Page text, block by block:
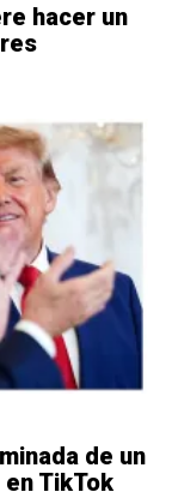
hacer un
de un
TikTok